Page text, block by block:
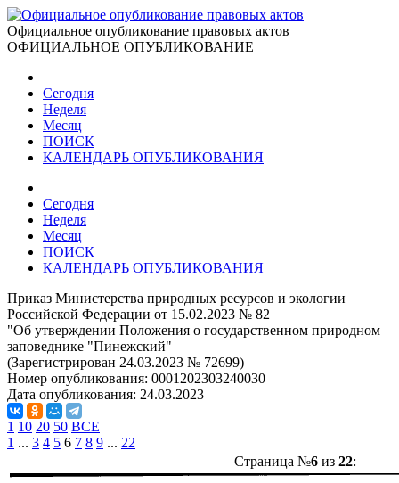
Официальное опубликование правовых актов
ОФИЦИАЛЬНОЕ ОПУБЛИКОВАНИЕ
Сегодня
Неделя
Месяц
ПОИСК
КАЛЕНДАРЬ ОПУБЛИКОВАНИЯ
Сегодня
Неделя
Месяц
ПОИСК
КАЛЕНДАРЬ ОПУБЛИКОВАНИЯ
Приказ Министерства природных ресурсов и экологии
Российской Федерации от 15.02.2023 № 82
"Об утверждении Положения о государственном природном
заповеднике "Пинежский"
(Зарегистрирован 24.03.2023 № 72699)
Номер опубликования: 0001202303240030
Дата опубликования: 24.03.2023
1 10 20 50 ВСЕ
1 ... 3 4 5 6 7 8 9 ... 22
Страница №6из 22: